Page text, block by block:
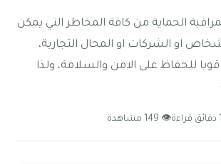
الحماية من كافة المخاطر التي يمكن
او الشركات او المحال التجارية،
للحفاظ على الامن والسلامة، ولذا
👁 149 مشاهدة